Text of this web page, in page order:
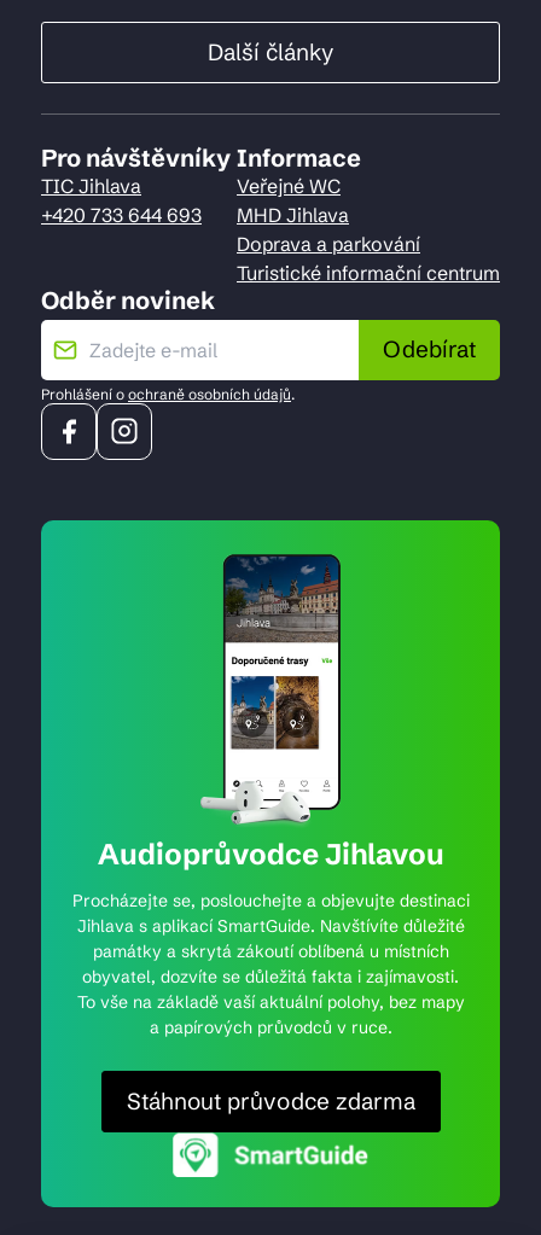
Další články
Pro návštěvníky
TIC Jihlava
+420 733 644 693
Informace
Veřejné WC
MHD Jihlava
Doprava a parkování
Turistické informační centrum
Odběr novinek
Odebírat
Prohlášení o ochraně osobních údajů.
Audioprůvodce Jihlavou
Procházejte se, poslouchejte a objevujte destinaci
Jihlava s aplikací SmartGuide. Navštívíte důležité
památky a skrytá zákoutí oblíbená u místních
obyvatel, dozvíte se důležitá fakta i zajímavosti.
To vše na základě vaší aktuální polohy, bez mapy
a papírových průvodců v ruce.
Stáhnout průvodce zdarma